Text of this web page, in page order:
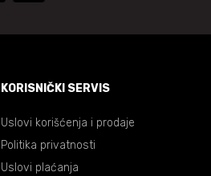
KORISNIČKI SERVIS
Uslovi korišćenja i prodaje
Politika privatnosti
Uslovi plaćanja